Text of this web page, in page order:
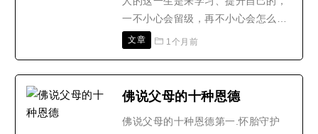
相向，找话气他们，我现在非常后
悔。在我恶言相向中父母对我..
一不小心会留级，再不小心会怎么
样？降级。我们希望自己的人生是不
你什么都带不走。但是生命有限，慧
跟心灵的境界。所以能让父母真正不
文章 1个月前
佛说父母的十种恩德
佛说父母的十种恩德第一.怀胎守护